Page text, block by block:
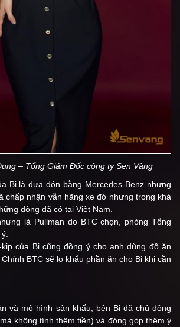
– Tổng Giám Đốc công ty Sen Vàng
Bi là đưa đón bằng Mercedes-Benz nhưng
chấp nhận vẫn hãng xe đó nhưng trong khả
dòng đã có tại Việt Nam.
là Pullman do BTC chọn, phòng Tổng
của Bi cũng đồng ý cho anh dùng đồ ăn
BTC sẽ lo khẩu phần ăn cho Bi khi cần
và mô hình sân khấu, bên Bi đã chủ động
không tính thêm tiền) và đóng góp thêm ý